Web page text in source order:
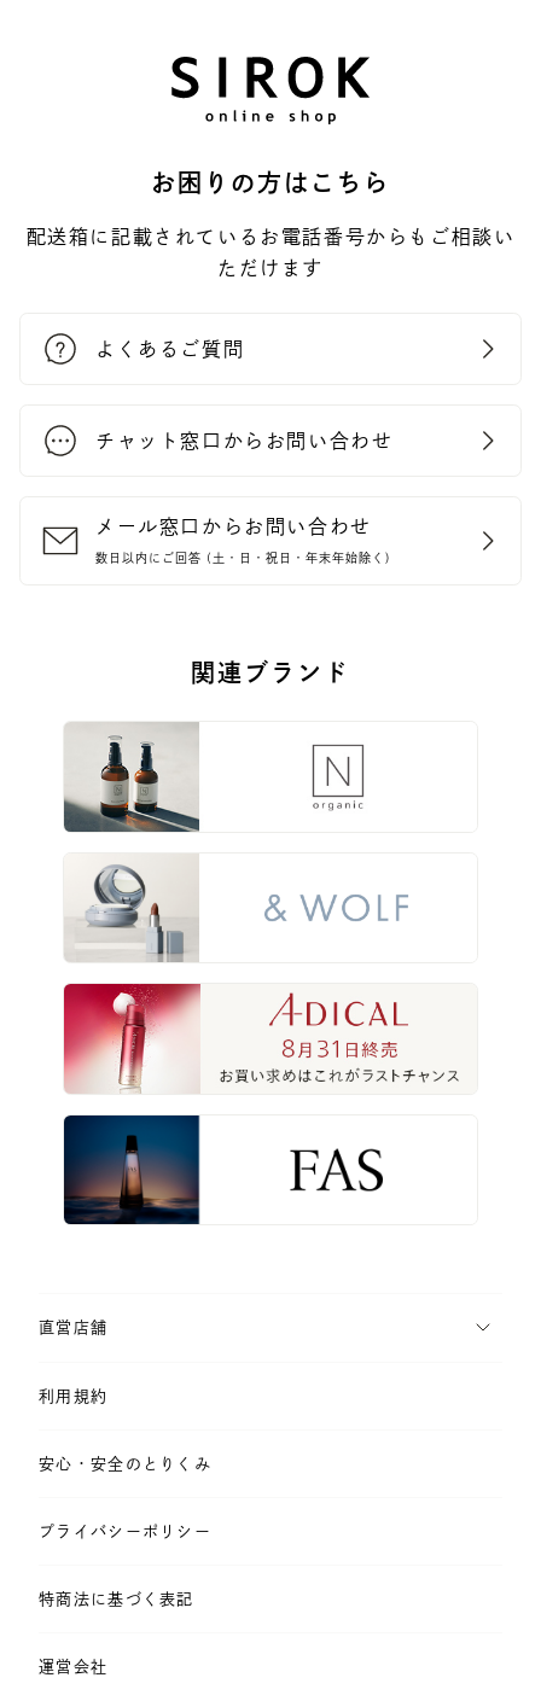
お困りの方はこちら
配送箱に記載されているお電話番号からもご相談い
ただけます
よくあるご質問
チャット窓口からお問い合わせ
メール窓口からお問い合わせ
数日以内にご回答 (土・日・祝日・年末年始除く)
関連ブランド
直営店舗
利用規約
安心・安全のとりくみ
プライバシーポリシー
特商法に基づく表記
運営会社